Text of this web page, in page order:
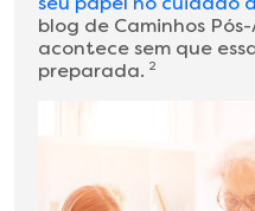
blog de Caminhos
acontece sem que
preparada. 2